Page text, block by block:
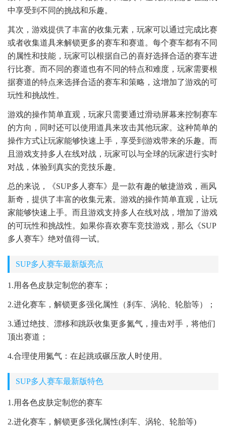
中享受到不同的挑战和乐趣。
其次，游戏提供了丰富的收集元素，玩家可以通过完成比赛
或者收集道具来解锁更多的赛车和赛道。每个赛车都有不同
的属性和技能，玩家可以根据自己的喜好选择合适的赛车进
行比赛。而不同的赛道也有不同的特点和难度，玩家需要根
据赛道的特点来选择合适的赛车和策略，这增加了游戏的可
玩性和挑战性。
游戏的操作简单直观，玩家只需要通过滑动屏幕来控制赛车
的方向，同时还可以使用道具来攻击其他玩家。这种简单的
操作方式让玩家能够快速上手，享受到游戏带来的乐趣。而
且游戏支持多人在线对战，玩家可以与全球的玩家进行实时
对战，体验到真实的竞技乐趣。
总的来说，《SUP多人赛车》是一款有趣的敏捷游戏，画风
新奇，提供了丰富的收集元素。游戏的操作简单直观，让玩
家能够快速上手。而且游戏支持多人在线对战，增加了游戏
的可玩性和挑战性。如果你喜欢赛车竞技游戏，那么《SUP
多人赛车》绝对值得一试。
SUP多人赛车最新版亮点
1.用各色皮肤定制您的赛车；
2.进化赛车，解锁更多强化属性（刹车、涡轮、轮胎等）；
3.通过绝技、漂移和跳跃收集更多氮气，撞击对手，将他们
顶出赛道；
4.合理使用氮气：在起跳或碾压敌人时使用。
SUP多人赛车最新版特色
1.用各色皮肤定制您的赛车
2.进化赛车，解锁更多强化属性(刹车、涡轮、轮胎等)